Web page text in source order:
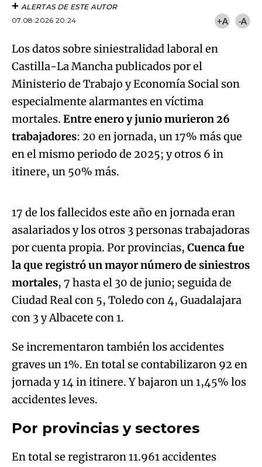
ALERTAS DE ESTE AUTOR
07.08.2026 20:24
+A -A
Los datos sobre siniestralidad laboral en
Castilla-La Mancha publicados por el
Ministerio de Trabajo y Economía Social son
especialmente alarmantes en víctima
mortales. Entre enero y junio murieron 26
trabajadores: 20 en jornada, un 17% más que
en el mismo periodo de 2025; y otros 6 in
itinere, un 50% más.Algo salió mal.
Try again
17 de los fallecidos este año en jornada eran
asalariados y los otros 3 personas trabajadoras
por cuenta propia. Por provincias, Cuenca fue
la que registró un mayor número de siniestros
mortales, 7 hasta el 30 de junio; seguida de
Ciudad Real con 5, Toledo con 4, Guadalajara
con 3 y Albacete con 1.
Se incrementaron también los accidentes
graves un 1%. En total se contabilizaron 92 en
jornada y 14 in itinere. Y bajaron un 1,45% los
accidentes leves.
Por provincias y sectores
En total se registraron 11.961 accidentes